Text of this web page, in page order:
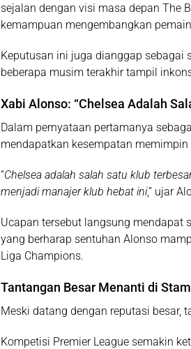
sejalan dengan visi masa depan The
kemampuan mengembangkan
Keputusan ini juga dianggap sebagai
beberapa musim terakhir tampil
Xabi Alonso: “Chelsea Adalah
Dalam pernyataan pertamanya
mendapatkan kesempatan
“Chelsea adalah salah satu klub
menjadi manajer klub hebat ini,” ujar
Ucapan tersebut langsung mendapat
yang berharap sentuhan Alonso
Liga Champions.
Tantangan Besar Menanti di
Meski datang dengan reputasi besar,
Kompetisi Premier League semakin